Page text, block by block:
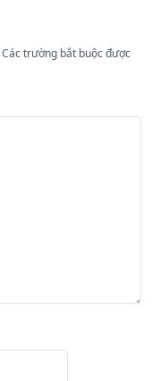
Các trường bắt buộc được